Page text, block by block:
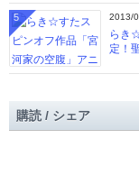
2013/
らき
定！
5
購読 / シェア